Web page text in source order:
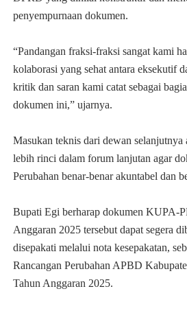
penyempurnaan dokumen.
“Pandangan fraksi-fraksi sangat kami
kolaborasi yang sehat antara eksekutif
kritik dan saran kami catat sebagai
dokumen ini,” ujarnya.
Masukan teknis dari dewan selanjutnya
lebih rinci dalam forum lanjutan agar
Perubahan benar-benar akuntabel dan
Bupati Egi berharap dokumen KUPA-
Anggaran 2025 tersebut dapat segera
disepakati melalui nota kesepakatan,
Rancangan Perubahan APBD
Tahun Anggaran 2025.